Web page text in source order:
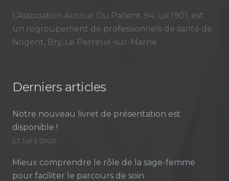
L’Association Autour Du Patient 94, Loi 1901, est
un regroupement de professionnels de santé de
Nogent, Bry, Le Perreux-sur-Marne.
Derniers articles
Notre nouveau livret de présentation est
disponible !
23 Juil à 12h20
Mieux comprendre le rôle de la sage-femme
pour faciliter le parcours de soin